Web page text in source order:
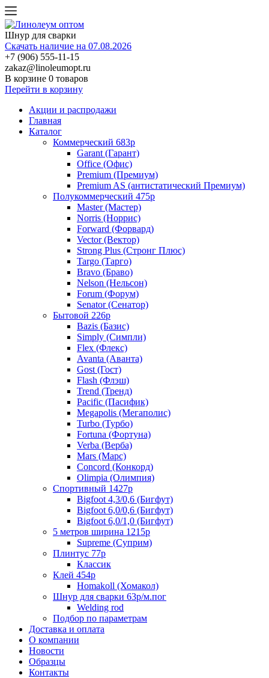
Шнур для сварки
Скачать наличие на 07.08.2026
+7 (906) 555-11-15
zakaz@linoleumopt.ru
В корзине 0 товаров
Перейти в корзину
Акции и распродажи
Главная
Каталог
Коммерческий 683р
Garant (Гарант)
Office (Офис)
Premium (Премиум)
Premium AS (антистатический Премиум)
Полукоммерческий 475р
Master (Мастер)
Norris (Норрис)
Forward (Форвард)
Vector (Вектор)
Strong Plus (Стронг Плюс)
Targo (Тарго)
Bravo (Браво)
Nelson (Нельсон)
Forum (Форум)
Senator (Сенатор)
Бытовой 226р
Bazis (Базис)
Simply (Симпли)
Flex (Флекс)
Avanta (Аванта)
Gost (Гост)
Flash (Флэш)
Trend (Тренд)
Pacific (Пасифик)
Megapolis (Мегаполис)
Turbo (Турбо)
Fortuna (Фортуна)
Verba (Верба)
Mars (Марс)
Concord (Конкорд)
Olimpia (Олимпия)
Спортивный 1427р
Bigfoot 4,3/0,6 (Бигфут)
Bigfoot 6,0/0,6 (Бигфут)
Bigfoot 6,0/1,0 (Бигфут)
5 метров ширина 1215р
Supreme (Суприм)
Плинтус 77р
Классик
Клей 454р
Homakoll (Хомакол)
Шнур для сварки 63р/м.пог
Welding rod
Подбор по параметрам
Доставка и оплата
О компании
Новости
Образцы
Контакты